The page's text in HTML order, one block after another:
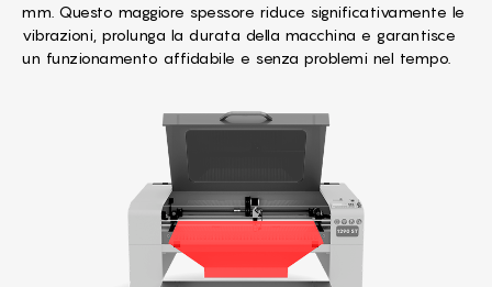
mm. Questo maggiore spessore riduce significativamente le
vibrazioni, prolunga la durata della macchina e garantisce
un funzionamento affidabile e senza problemi nel tempo.